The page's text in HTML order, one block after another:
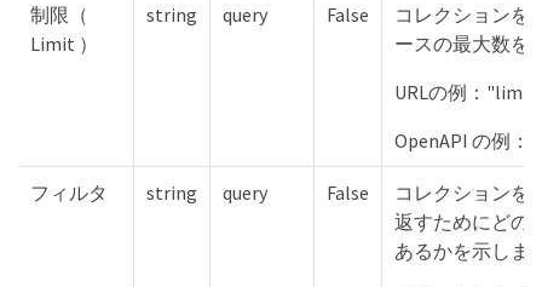
制限（
Limit ）
string query False
コレクションを
ースの最大数を
URLの例：
OpenAPI の例：
フィルタ string query False
コレクションを
返すためにどの
あるかを示しま